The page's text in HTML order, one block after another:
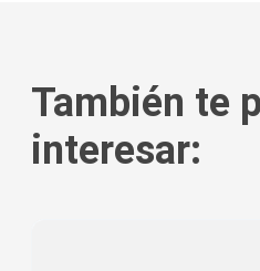
También te
interesar: